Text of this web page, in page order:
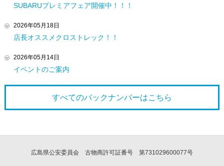
SUBARUプレミアフェア開催中！！！
2026年05月18日
店長オススメクロストレック！！
2026年05月14日
イベントのご案内
すべてのバックナンバーはこちら
広島県公安委員会 古物商許可証番号 第731029600077号